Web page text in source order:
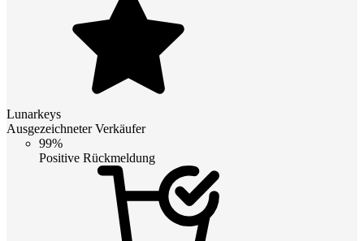
Lunarkeys
Ausgezeichneter Verkäufer
99%
Positive Rückmeldung